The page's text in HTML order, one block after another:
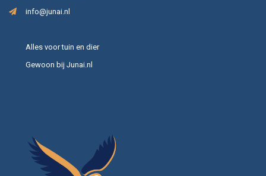
info@junai.nl
Alles voor tuin en dier
Gewoon bij Junai.nl